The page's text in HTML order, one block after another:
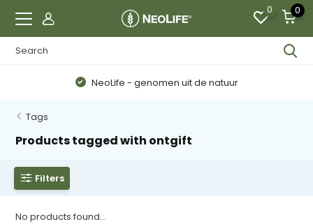
0 0
NeoLife - genomen uit de natuur
Tags
Products tagged with ontgift
Filters
No products found...